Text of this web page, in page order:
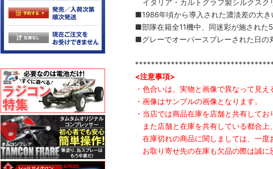
イタリア・カルトグラフ製シルクスク
■1986年頃から導入された濃淡差の大
■部隊在籍全11機中、同迷彩が施された
■グレーでオーバースプレーされた日の
<注意事項>
・色合いは、実物と画像で異なって見
・画像はサンプルの画像となります。
・当店では商品在庫を店舗と共有して
また店舗と在庫を共有している都合上
在庫切れの商品に関しましては、一度
お取り寄せ先の在庫も欠品の際は誠に